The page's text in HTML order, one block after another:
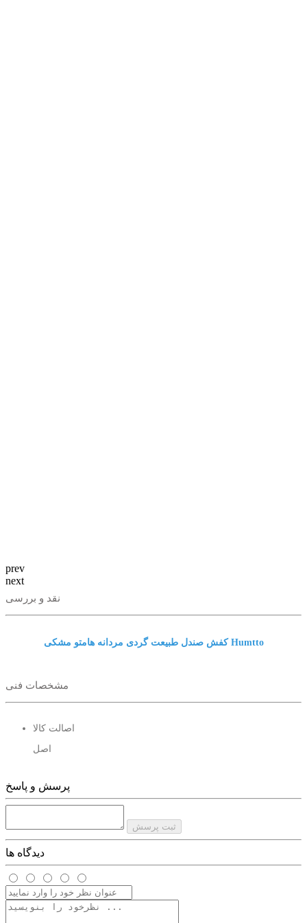
prev
next
نقد و بررسی
کفش صندل طبیعت گردی مردانه هامتو مشکی Humtto
مشخصات فنی
اصالت کالا
اصل
پرسش و پاسخ
ثبت پرسش
دیدگاه ها